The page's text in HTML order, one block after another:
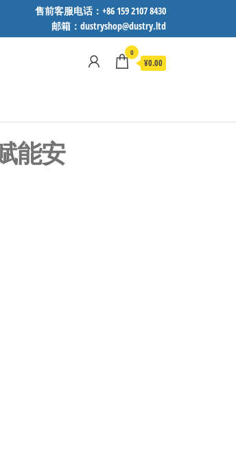
售前客服电话：+86 159 2107 8430
邮箱：dustryshop@dustry.ltd
0
¥0.00
能安